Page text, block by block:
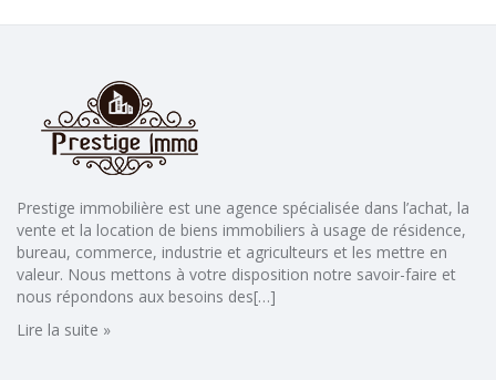
Prestige immobilière est une agence spécialisée dans l’achat, la
vente et la location de biens immobiliers à usage de résidence,
bureau, commerce, industrie et agriculteurs et les mettre en
valeur. Nous mettons à votre disposition notre savoir-faire et
nous répondons aux besoins des[…]
Lire la suite »